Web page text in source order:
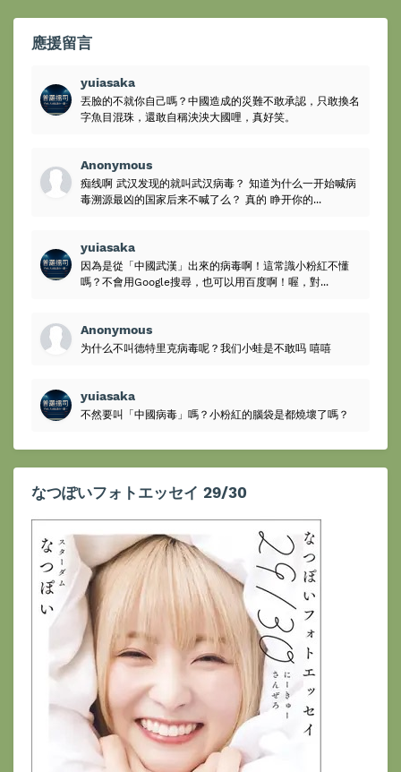
應援留言
yuiasaka
丟臉的不就你自己嗎？中國造成的災難不敢承認，只敢換名
字魚目混珠，還敢自稱泱泱大國哩，真好笑。
Anonymous
痴线啊 武汉发现的就叫武汉病毒？ 知道为什么一开始喊病
毒溯源最凶的国家后来不喊了么？ 真的 睁开你的...
yuiasaka
因為是從「中國武漢」出來的病毒啊！這常識小粉紅不懂
嗎？不會用Google搜尋，也可以用百度啊！喔，對...
Anonymous
为什么不叫德特里克病毒呢？我们小蛙是不敢吗 嘻嘻
yuiasaka
不然要叫「中國病毒」嗎？小粉紅的腦袋是都燒壞了嗎？
なつぽいフォトエッセイ 29/30